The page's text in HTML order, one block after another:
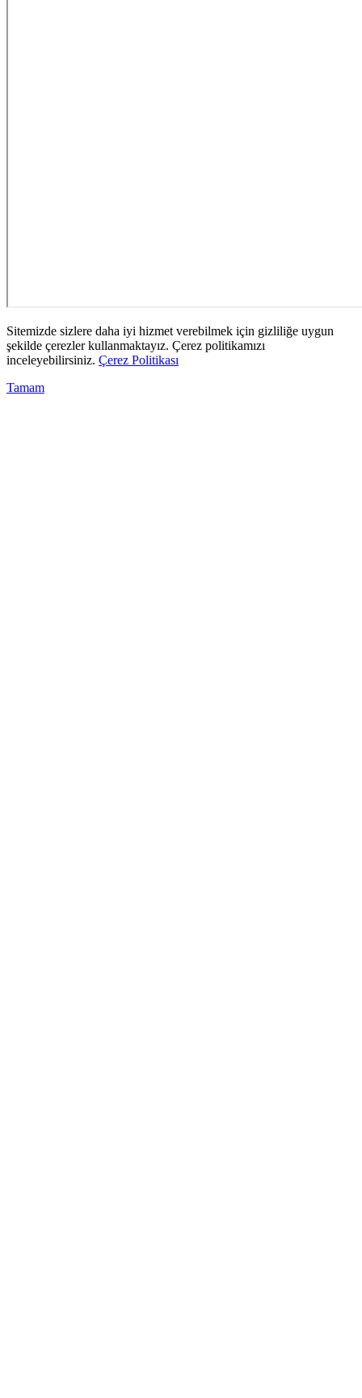
Sitemizde sizlere daha iyi hizmet verebilmek için gizliliğe uygun
şekilde çerezler kullanmaktayız. Çerez politikamızı
inceleyebilirsiniz. Çerez Politikası
Tamam